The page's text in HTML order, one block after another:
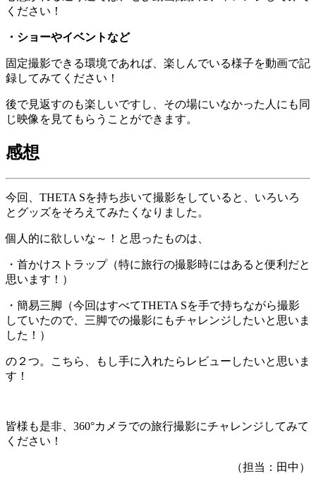
ください！
・ショーやイベントなど
固定撮影できる環境であれば、楽しんでいる様子を動画で記
録してみてください！
後で見返すのも楽しいですし、その場にいなかった人にも同
じ映像を見てもらうことができます。
感想
今回、THETA Sを持ち歩いて撮影をしていると、いろいろ
とグッズをそろえてみたくなりました。
個人的に欲しいな～！と思ったものは、
・首かけストラップ（特に旅行の撮影時にはあると便利だと
思います！）
・簡易三脚（今回はすべてTHETA Sを手で持ちながら撮影
していたので、三脚での撮影にもチャレンジしたいと思いま
した！）
の２つ。こちら、もし手に入れたらレビューしたいと思いま
す！
皆様も是非、360°カメラでの旅行撮影にチャレンジしてみて
ください！
（担当：田中）